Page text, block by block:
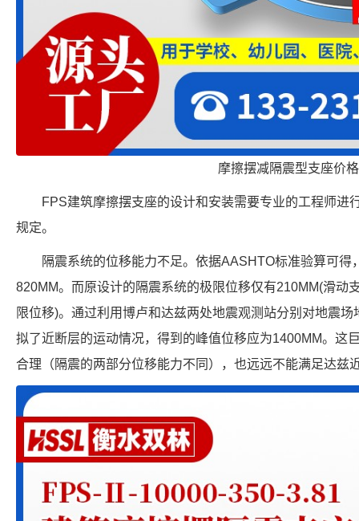
摩擦摆减隔震型支座价格
FPS建筑摩擦摆支座的设计和安装需要专业的工程师进
规定。
隔震系统的位移能力不足。依据AASHTO标准验算可得
820MM。而原设计的隔震系统的极限位移仅有210MM(滑
限位移)。通过利用博卢和达兹两处地震观测站分别对地震
拟了近断层的运动情况，得到的峰值位移应为1400MM。这
合理（隔震的两部分位移能力不同），也远远不能满足达兹